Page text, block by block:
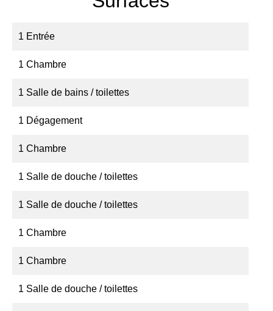
1 Entrée
1 Chambre
1 Salle de bains / toilettes
1 Dégagement
1 Chambre
1 Salle de douche / toilettes
1 Salle de douche / toilettes
1 Chambre
1 Chambre
1 Salle de douche / toilettes